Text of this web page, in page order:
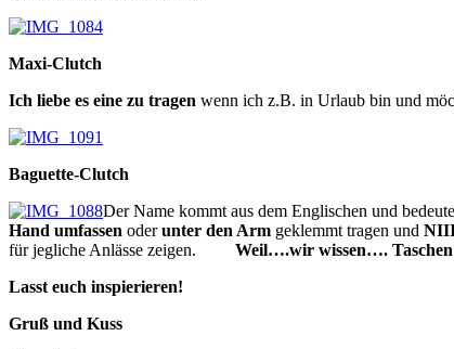
Maxi-Clutch
Ich liebe es eine zu tragen wenn ich z.B. in Urlaub bin und
Baguette-Clutch
Der Name kommt aus dem Englischen und
Hand umfassen oderunter den Arm geklemmt tragen und
für jegliche Anlässe zeigen. Weil….wir wissen….
Lasst euch inspierieren!
Gruß und Kuss